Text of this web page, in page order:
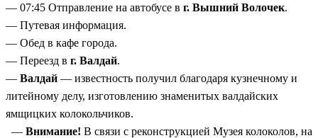
— 07:45 Отправление на автобусе в г. Вышний Волочек.
— Путевая информация.
— Обед в кафе города.
— Переезд в г. Валдай.
— Валдай — известность получил благодаря кузнечному и
литейному делу, изготовлению знаменитых валдайских
ямщицких колокольчиков.
— Внимание! В связи с реконструкцией Музея колоколов, на